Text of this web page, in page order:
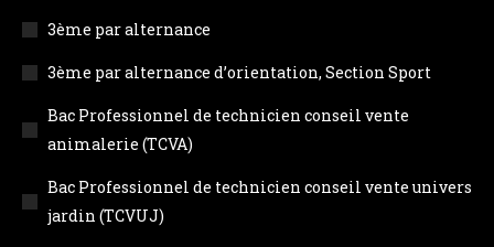
window
new
windowwindowwindow
3ème par alternance
3ème par alternance d’orientation, Section Sport
Bac Professionnel de technicien conseil vente
animalerie (TCVA)
Bac Professionnel de technicien conseil vente univers
jardin (TCVUJ)